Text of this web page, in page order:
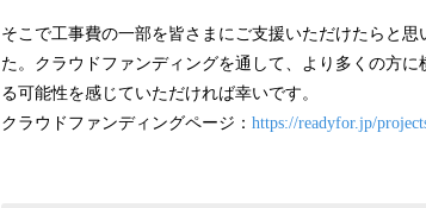
そこで工事費の一部を皆さまにご支援いただけたらと
た。クラウドファンディングを通して、より多くの方
る可能性を感じていただければ幸いです。
クラウドファンディングページ： https://readyfor.jp/